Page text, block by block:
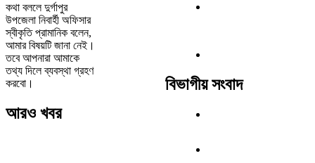
কথা বললে দুর্গাপুর
উপজেলা নিবার্হী অফিসার
স্বীকৃতি প্রামানিক বলেন,
আমার বিষয়টি জানা নেই।
তবে আপনারা আমাকে
তথ্য দিলে ব্যবস্থা গ্রহণ
করবো।
আরও খবর
বিভাগীয় সংবাদ